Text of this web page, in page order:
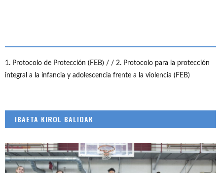
1. Protocolo de Protección (FEB) / / 2. Protocolo para la protección
integral a la infancia y adolescencia frente a la violencia (FEB)
IBAETA KIROL BALIOAK